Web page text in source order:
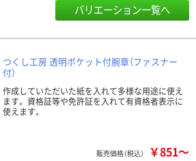
バリエーション一覧へ
つくし工房 透明ポケット付腕章（ファスナー
付）
作成していただいた紙を入れて多様な用途に使え
ます。 資格証等や免許証を入れて有資格者表示に
使えます。
販売価格（税込） ￥851～